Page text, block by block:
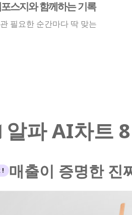
스지와 함께하는 기록
필요한 순간마다 딱 맞는
파 AI차트
! 매출이 증명한 진